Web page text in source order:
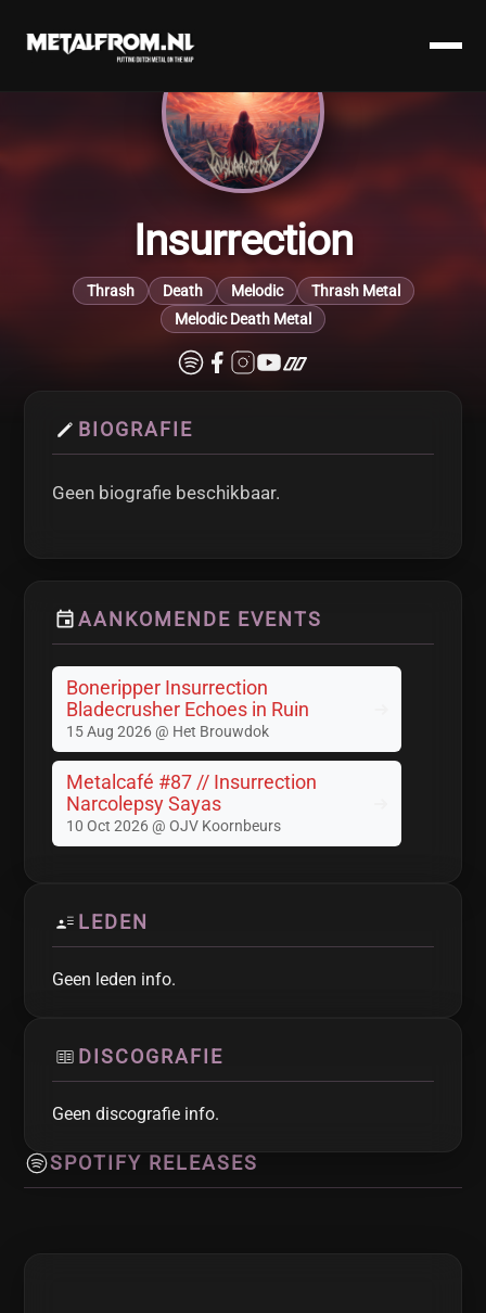
Insurrection
Thrash Death Melodic
Thrash Metal
Melodic Death Metal
BIOGRAFIE
Geen biografie beschikbaar.
AANKOMENDE EVENTS
Boneripper Insurrection
Bladecrusher Echoes in Ruin
15 Aug 2026 @ Het Brouwdok
Metalcafé #87 // Insurrection
Narcolepsy Sayas
10 Oct 2026 @ OJV Koornbeurs
LEDEN
Geen leden info.
DISCOGRAFIE
Geen discografie info.
SPOTIFY RELEASES